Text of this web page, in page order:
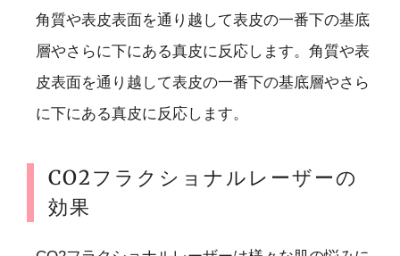
角質や表皮表面を通り越して表皮の一番下の基底
層やさらに下にある真皮に反応します。角質や表
皮表面を通り越して表皮の一番下の基底層やさら
に下にある真皮に反応します。
CO2フラクショナルレーザーの
効果